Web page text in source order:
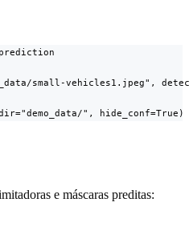
small-vehicles1.jpeg",
", hide_conf=True)
e máscaras preditas: